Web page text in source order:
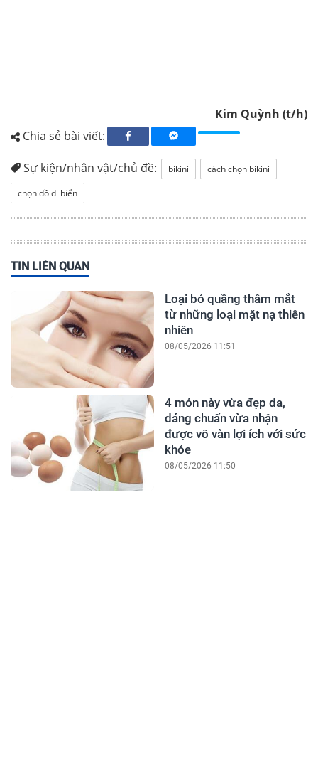
Kim Quỳnh (t/h)
Chia sẻ bài viết:
Sự kiện/nhân vật/chủ đề: bikini
cách chọn bikini
chọn đồ đi biển
TIN LIÊN QUAN
Loại bỏ quầng thâm mắt
từ những loại mặt nạ thiên
nhiên
08/05/2026 11:51
4 món này vừa đẹp da,
dáng chuẩn vừa nhận
được vô vàn lợi ích với sức
khỏe
08/05/2026 11:50